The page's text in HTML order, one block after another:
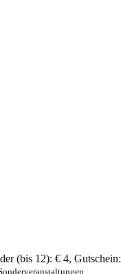
(bis 12): € 4, Gutschein: